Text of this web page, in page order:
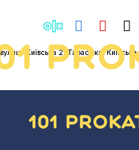
вулиця Київська 2, Тарасівка,